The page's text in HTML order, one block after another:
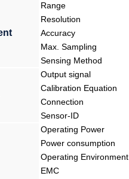
Range
Resolution
Accuracy
Max. Sampling
Sensing Method
Output signal
Calibration Equation
Connection
Sensor-ID
Operating Power
Power consumption
Operating Environment
EMC